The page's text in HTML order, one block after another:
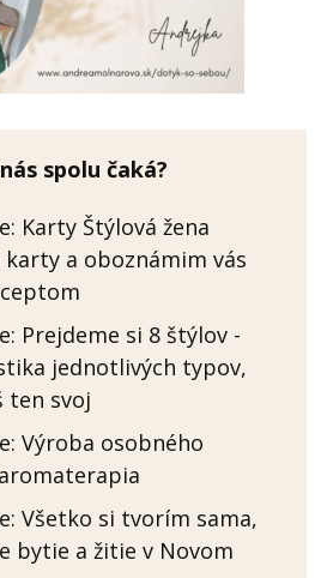
spolu čaká?
Karty Štýlová žena
karty a oboznámim vás
Prejdeme si 8 štýlov -
jednotlivých typov,
ten svoj
Výroba osobného
Všetko si tvorím sama,
bytie a žitie v Novom